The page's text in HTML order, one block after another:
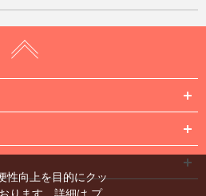
性向上を目的にクッ